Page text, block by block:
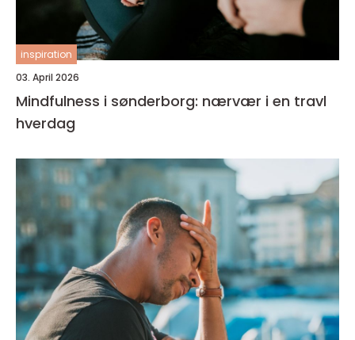
inspiration
03. April 2026
Mindfulness i sønderborg: nærvær i en travl
hverdag